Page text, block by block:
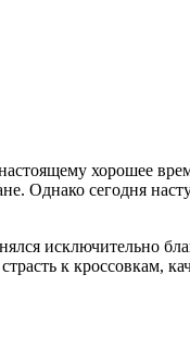
хорошее
сегодня
исключительно
к кроссовкам,